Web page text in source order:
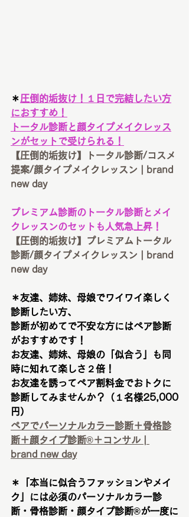
＊圧倒的垢抜け！１日で完結したい方
におすすめ！
トータル診断と顔タイプメイクレッス
ンがセットで受けられる！
【圧倒的垢抜け】トータル診断/コスメ
提案/顔タイプメイクレッスン | brand
new day
プレミアム診断のトータル診断とメイ
クレッスンのセットも人気急上昇！
【圧倒的垢抜け】プレミアムトータル
診断/顔タイプメイクレッスン | brand
new day
＊友達、姉妹、母娘でワイワイ楽しく
診断したい方、
診断が初めてで不安な方にはペア診断
がおすすめです！
お友達、姉妹、母娘の「似合う」も同
時に知れて楽しさ２倍！
お友達を誘ってペア割料金でおトクに
診断してみませんか？（１名様25,000
円）
ペアでパーソナルカラー診断＋骨格診
断＋顔タイプ診断®︎＋コンサル |
brand new day
＊「本当に似合うファッションやメイ
ク」には必須のパーソナルカラー診
断・骨格診断・顔タイプ診断®︎が一度に